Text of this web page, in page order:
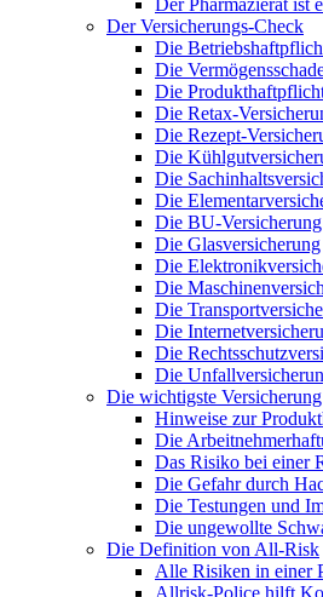
Der Pharmazierat ist
Der Versicherungs-Check
Die
Die
Die
Die Retax-
Die Rezept-
Die
Die
Die
Die BU-Versicherung
Die Glasversicherung
Die
Die
Die
Die
Die
Die
Die wichtigste Versicherung
Hinweise zur
Die
Das Risiko bei einer
Die Gefahr durch
Die Testungen und
Die ungewollte
Die Definition von All-Risk
Alle Risiken in einer
Allrisk-Police hilft